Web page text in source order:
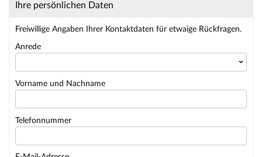
Ihre persönlichen Daten
Freiwillige Angaben Ihrer Kontaktdaten für etwaige Rückfragen.
Anrede
Vorname und Nachname
Telefonnummer